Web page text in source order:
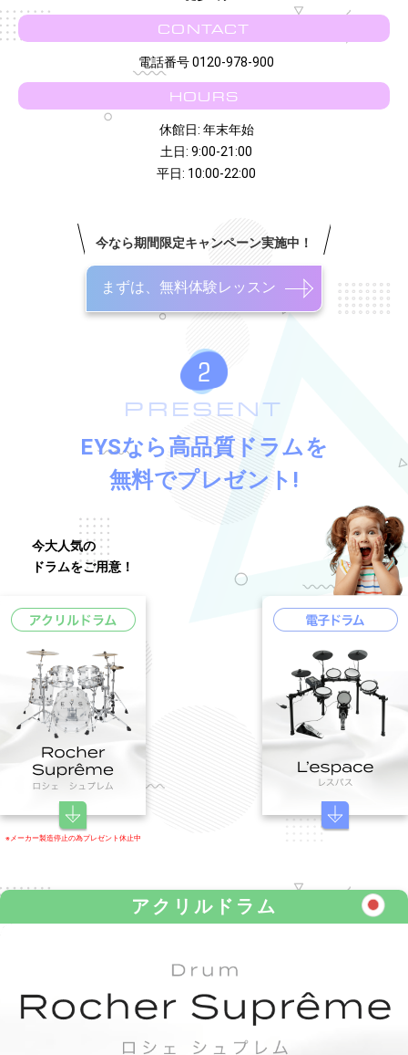
CONTACT
電話番号 0120-978-900
HOURS
休館日: 年末年始
土日: 9:00-21:00
平日: 10:00-22:00
今なら期間限定キャンペーン実施中！
まずは、無料体験レッスン
PRESENT
EYSなら高品質ドラムを
無料でプレゼント!
今大人気の
ドラムをご用意！
※メーカー製造停止の為プレゼント休止中
アクリルドラム